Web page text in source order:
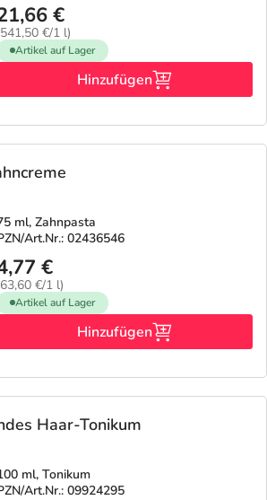
€
€/1 l)
Artikel auf Lager
Hinzufügen
ml, Zahnpasta
Art.Nr.: 02436546
€
€/1 l)
Artikel auf Lager
Hinzufügen
Haar-Tonikum
ml, Tonikum
Art.Nr.: 09924295